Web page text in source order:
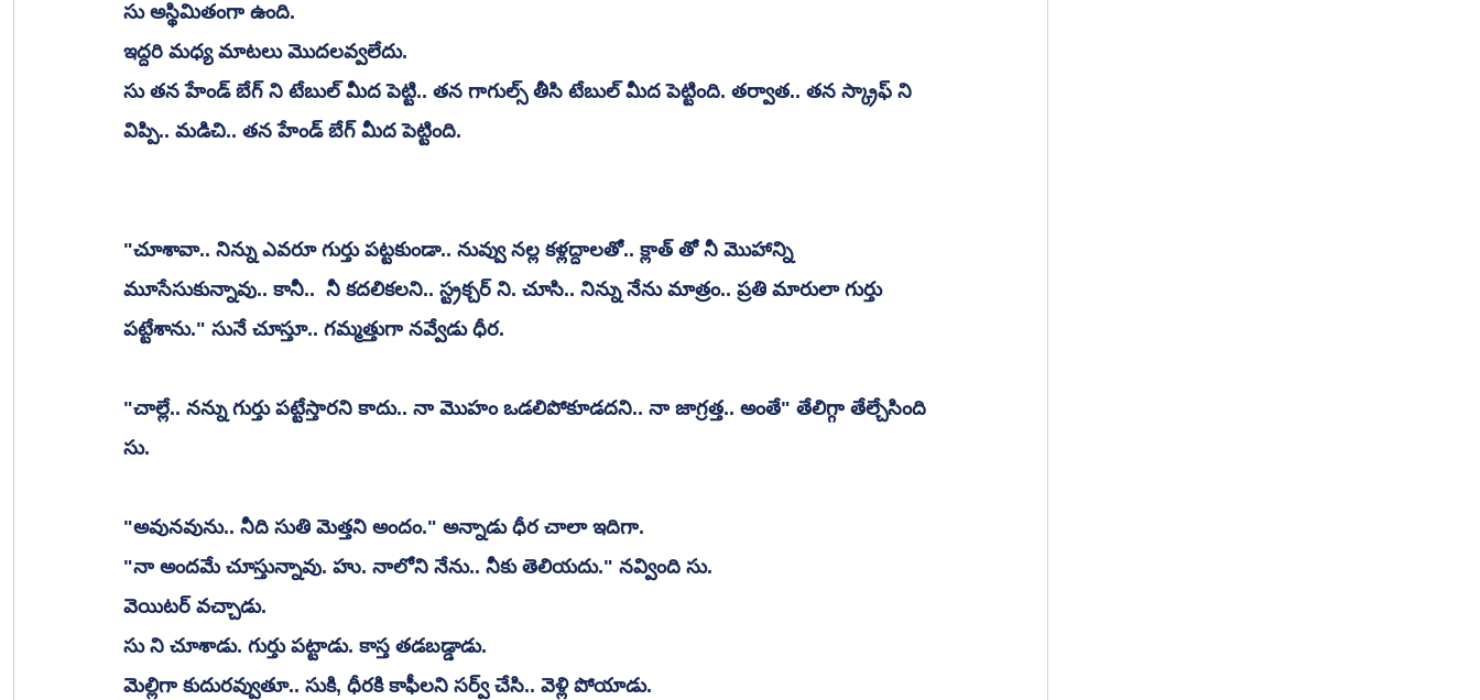
సు అస్థిమితంగా ఉంది.
ఇద్దరి మధ్య మాటలు మొదలవ్వలేదు.
సు తన హేండ్ బేగ్ ని టేబుల్ మీద పెట్టి.. తన గాగుల్స్ తీసి టేబుల్ మీద పెట్టింది. తర్వాత.. తన స్క్రాఫ్ ని
విప్పి.. మడిచి.. తన హేండ్ బేగ్ మీద పెట్టింది.
"చూశావా.. నిన్ను ఎవరూ గుర్తు పట్టకుండా.. నువ్వు నల్ల కళ్లద్దాలతో.. క్లాత్ తో నీ మొహాన్ని
మూసేసుకున్నావు.. కానీ..  నీ కదలికలని.. స్ట్రక్చర్ ని. చూసి.. నిన్ను నేను మాత్రం.. ప్రతి మారులా గుర్తు
పట్టేశాను." సునే చూస్తూ.. గమ్మత్తుగా నవ్వేడు ధీర.
"చాల్లే.. నన్ను గుర్తు పట్టేస్తారని కాదు.. నా మొహం ఒడలిపోకూడదని.. నా జాగ్రత్త.. అంతే" తేలిగ్గా తేల్చేసింది
సు.
"అవునవును.. నీది సుతి మెత్తని అందం." అన్నాడు ధీర చాలా ఇదిగా.
"నా అందమే చూస్తున్నావు. హు. నాలోని నేను.. నీకు తెలియదు." నవ్వింది సు.
వెయిటర్ వచ్చాడు.
సు ని చూశాడు. గుర్తు పట్టాడు. కాస్త తడబడ్డాడు.
మెల్లిగా కుదురవ్వుతూ.. సుకి, ధీరకి కాఫీలని సర్వ్ చేసి.. వెళ్లి పోయాడు.